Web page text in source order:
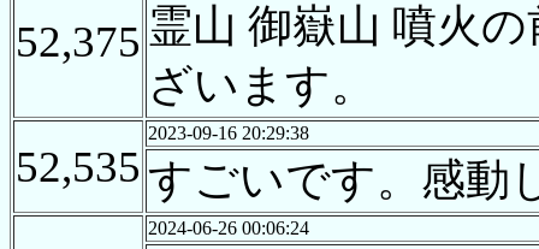
52,375 霊山 御嶽山 噴火
ざいます。
52,535
2023-09-16 20:29:38
すごいです。感動
2024-06-26 00:06:24